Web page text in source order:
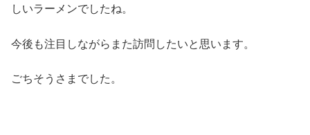
しいラーメンでしたね。
今後も注目しながらまた訪問したいと思います。
ごちそうさまでした。